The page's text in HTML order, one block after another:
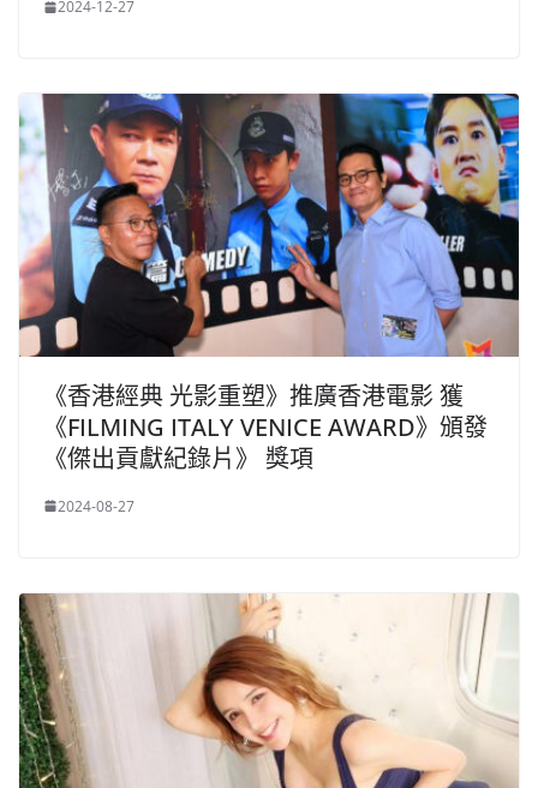
2024-12-27
《香港經典 光影重塑》推廣香港電影 獲
《FILMING ITALY VENICE AWARD》頒發
《傑出貢獻紀錄片》 獎項
2024-08-27